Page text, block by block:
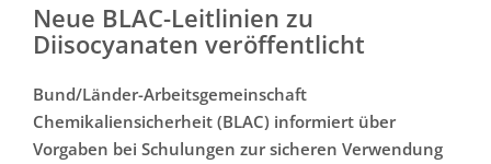
Neue BLAC-Leitlinien zu
Diisocyanaten veröffentlicht
Bund/Länder-Arbeitsgemeinschaft
Chemikaliensicherheit (BLAC) informiert über
Vorgaben bei Schulungen zur sicheren Verwendung